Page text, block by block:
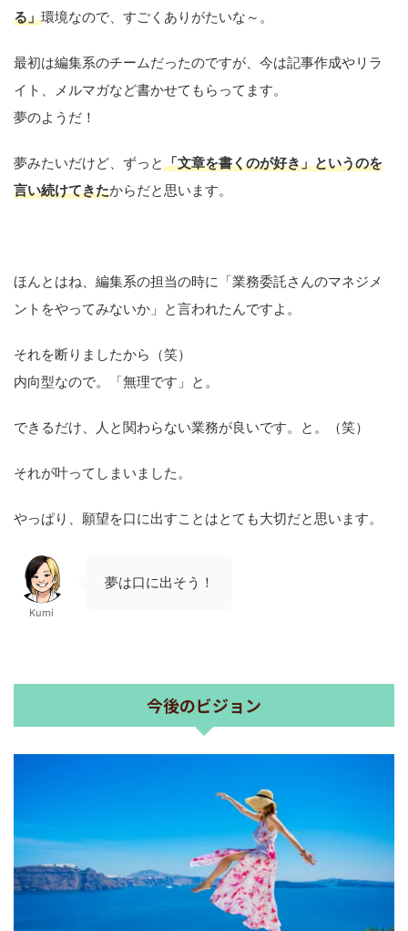
る」環境なので、すごくありがたいな～。
最初は編集系のチームだったのですが、今は記事作成やリラ
イト、メルマガなど書かせてもらってます。
夢のようだ！
夢みたいだけど、ずっと「文章を書くのが好き」というのを
言い続けてきたからだと思います。
ほんとはね、編集系の担当の時に「業務委託さんのマネジメ
ントをやってみないか」と言われたんですよ。
それを断りましたから（笑）
内向型なので。「無理です」と。
できるだけ、人と関わらない業務が良いです。と。（笑）
それが叶ってしまいました。
やっぱり、願望を口に出すことはとても大切だと思います。
Kumi
夢は口に出そう！
今後のビジョン